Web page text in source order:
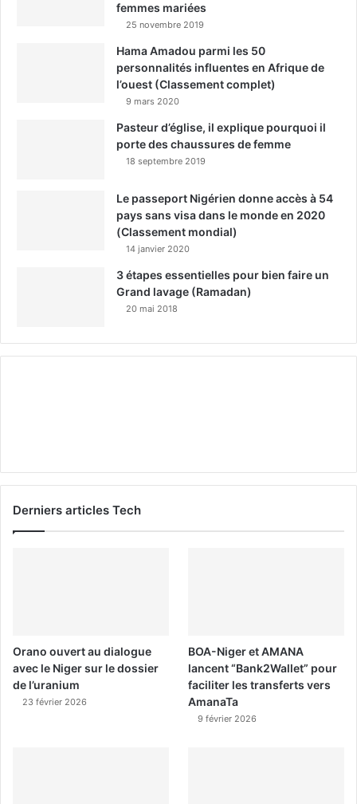
femmes mariées
25 novembre 2019
Hama Amadou parmi les 50
personnalités influentes en Afrique de
l’ouest (Classement complet)
9 mars 2020
Pasteur d’église, il explique pourquoi il
porte des chaussures de femme
18 septembre 2019
Le passeport Nigérien donne accès à 54
pays sans visa dans le monde en 2020
(Classement mondial)
14 janvier 2020
3 étapes essentielles pour bien faire un
Grand lavage (Ramadan)
20 mai 2018
Derniers articles Tech
Orano ouvert au dialogue
avec le Niger sur le dossier
de l’uranium
23 février 2026
BOA-Niger et AMANA
lancent “Bank2Wallet” pour
faciliter les transferts vers
AmanaTa
9 février 2026